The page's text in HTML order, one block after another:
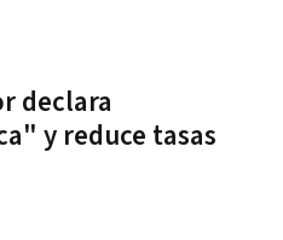
declara
y reduce tasas